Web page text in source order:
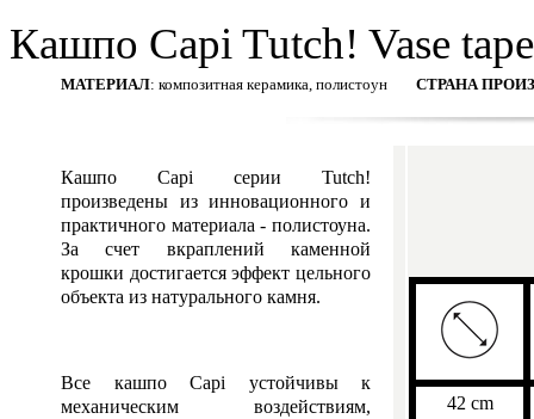
Кашпо Capi Tutch! Vase
МАТЕРИАЛ: композитная керамика, полистоун СТРАНА
Кашпо Capi серии Tutch!
произведены из инновационного и
практичного материала - полистоуна.
За счет вкраплений каменной
крошки достигается эффект цельного
объекта из натурального камня.
Все кашпо Capi устойчивы к
механическим воздействиям,
42 cm